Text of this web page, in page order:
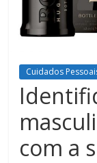
Cuidados
com a